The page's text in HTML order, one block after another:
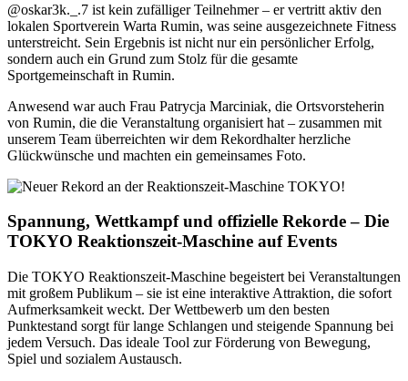
@oskar3k._.7 ist kein zufälliger Teilnehmer – er vertritt aktiv den
lokalen Sportverein Warta Rumin, was seine ausgezeichnete Fitness
unterstreicht. Sein Ergebnis ist nicht nur ein persönlicher Erfolg,
sondern auch ein Grund zum Stolz für die gesamte
Sportgemeinschaft in Rumin.
Anwesend war auch Frau Patrycja Marciniak, die Ortsvorsteherin
von Rumin, die die Veranstaltung organisiert hat – zusammen mit
unserem Team überreichten wir dem Rekordhalter herzliche
Glückwünsche und machten ein gemeinsames Foto.
Spannung, Wettkampf und offizielle Rekorde – Die
TOKYO Reaktionszeit-Maschine auf Events
Die TOKYO Reaktionszeit-Maschine begeistert bei Veranstaltungen
mit großem Publikum – sie ist eine interaktive Attraktion, die sofort
Aufmerksamkeit weckt. Der Wettbewerb um den besten
Punktestand sorgt für lange Schlangen und steigende Spannung bei
jedem Versuch. Das ideale Tool zur Förderung von Bewegung,
Spiel und sozialem Austausch.